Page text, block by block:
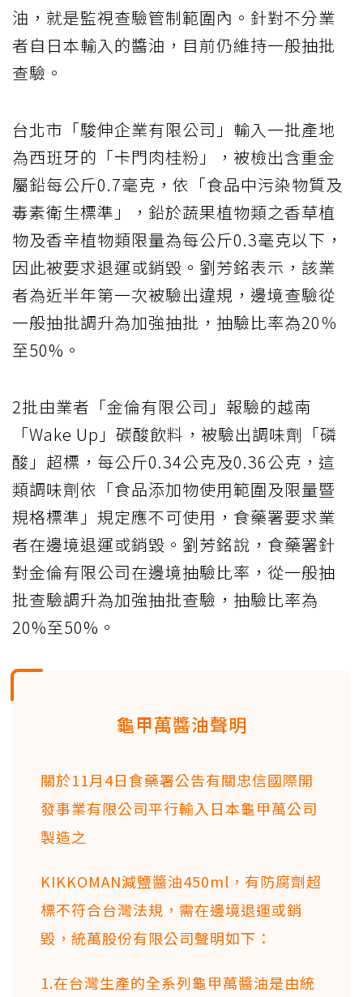
油，就是監視查驗管制範圍內。針對不分業
者自日本輸入的醬油，目前仍維持一般抽批
查驗。
台北市「駿伸企業有限公司」輸入一批產地
為西班牙的「卡門肉桂粉」，被檢出含重金
屬鉛每公斤0.7毫克，依「食品中污染物質及
毒素衛生標準」，鉛於蔬果植物類之香草植
物及香辛植物類限量為每公斤0.3毫克以下，
因此被要求退運或銷毀。劉芳銘表示，該業
者為近半年第一次被驗出違規，邊境查驗從
一般抽批調升為加強抽批，抽驗比率為20％
至50%。
2批由業者「金倫有限公司」報驗的越南
「Wake Up」碳酸飲料，被驗出調味劑「磷
酸」超標，每公斤0.34公克及0.36公克，這
類調味劑依「食品添加物使用範圍及限量暨
規格標準」規定應不可使用，食藥署要求業
者在邊境退運或銷毀。劉芳銘說，食藥署針
對金倫有限公司在邊境抽驗比率，從一般抽
批查驗調升為加強抽批查驗，抽驗比率為
20%至50%。
龜甲萬醬油聲明
關於11月4日食藥署公告有關忠信國際開
發事業有限公司平行輸入日本龜甲萬公司
製造之
KIKKOMAN減鹽醬油450ml，有防腐劑超
標不符合台灣法規，需在邊境退運或銷
毀，統萬股份有限公司聲明如下：
1.在台灣生產的全系列龜甲萬醬油是由統